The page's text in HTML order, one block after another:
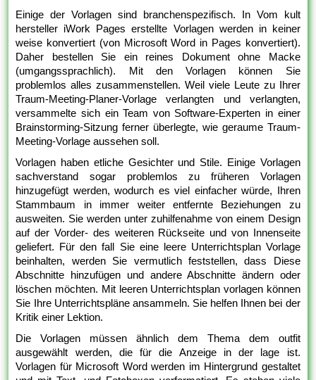
Einige der Vorlagen sind branchenspezifisch. In Vom kult
hersteller iWork Pages erstellte Vorlagen werden in keiner
weise konvertiert (von Microsoft Word in Pages konvertiert).
Daher bestellen Sie ein reines Dokument ohne Macke
(umgangssprachlich). Mit den Vorlagen können Sie
problemlos alles zusammenstellen. Weil viele Leute zu Ihrer
Traum-Meeting-Planer-Vorlage verlangten und verlangten,
versammelte sich ein Team von Software-Experten in einer
Brainstorming-Sitzung ferner überlegte, wie geraume Traum-
Meeting-Vorlage aussehen soll.
Vorlagen haben etliche Gesichter und Stile. Einige Vorlagen
sachverstand sogar problemlos zu früheren Vorlagen
hinzugefügt werden, wodurch es viel einfacher würde, Ihren
Stammbaum in immer weiter entfernte Beziehungen zu
ausweiten. Sie werden unter zuhilfenahme von einem Design
auf der Vorder- des weiteren Rückseite und von Innenseite
geliefert. Für den fall Sie eine leere Unterrichtsplan Vorlage
beinhalten, werden Sie vermutlich feststellen, dass Diese
Abschnitte hinzufügen und andere Abschnitte ändern oder
löschen möchten. Mit leeren Unterrichtsplan vorlagen können
Sie Ihre Unterrichtspläne ansammeln. Sie helfen Ihnen bei der
Kritik einer Lektion.
Die Vorlagen müssen ähnlich dem Thema dem outfit
ausgewählt werden, die für die Anzeige in der lage ist.
Vorlagen für Microsoft Word werden im Hintergrund gestaltet